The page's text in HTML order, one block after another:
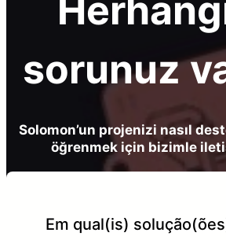
sorunuz
Solomon’un projenizi nasıl
öğrenmek için bizimle
Em qual(is)